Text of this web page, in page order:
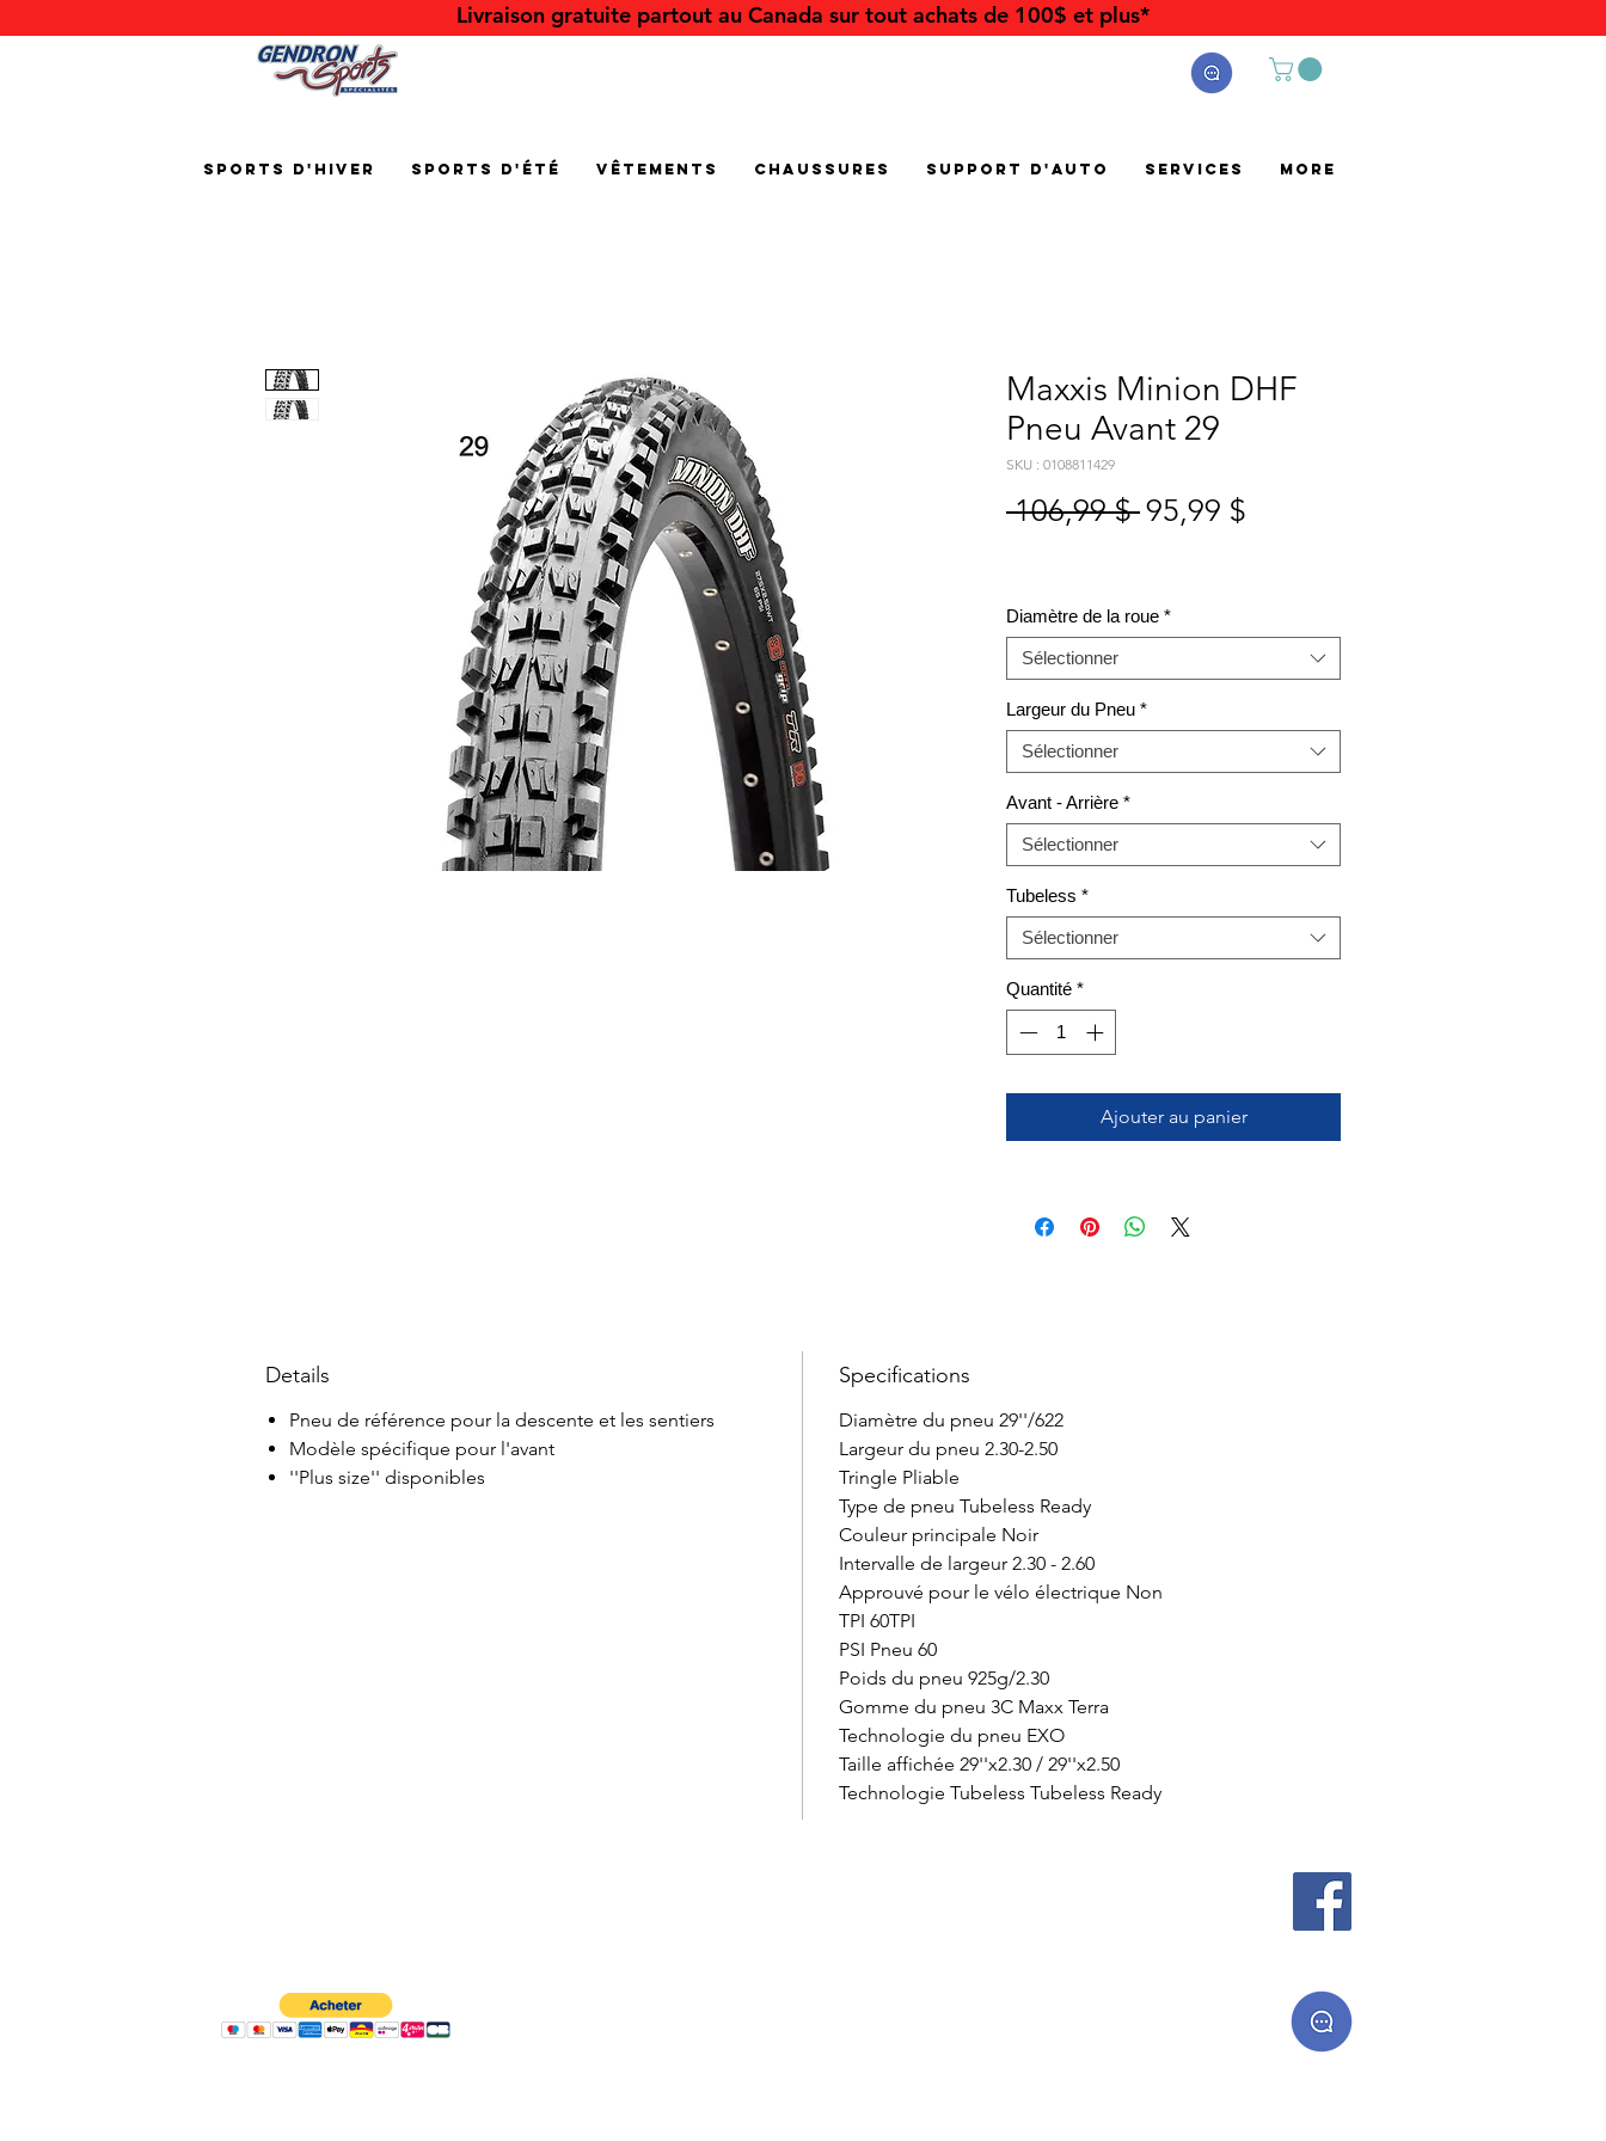
Livraison gratuite partout au Canada sur tout achats de 100$ et plus*
Sports d'hiver Sports d'été Vêtements Chaussures Support d'auto Services More
Maxxis Minion DHF
Pneu Avant 29
SKU : 0108811429
106,99 $ Prix
95,99 $
Diamètre de la roue *
Sélectionner
Largeur du Pneu *
Sélectionner
Avant - Arrière *
Sélectionner
Tubeless *
Sélectionner
Quantité *
Ajouter au panier
Details
Pneu de référence pour la descente et les sentiers
Modèle spécifique pour l'avant
''Plus size'' disponibles
Specifications
Diamètre du pneu 29''/622
Largeur du pneu 2.30-2.50
Tringle Pliable
Type de pneu Tubeless Ready
Couleur principale Noir
Intervalle de largeur 2.30 - 2.60
Approuvé pour le vélo électrique Non
TPI 60TPI
PSI Pneu 60
Poids du pneu 925g/2.30
Gomme du pneu 3C Maxx Terra
Technologie du pneu EXO
Taille affichée 29''x2.30 / 29''x2.50
Technologie Tubeless Tubeless Ready